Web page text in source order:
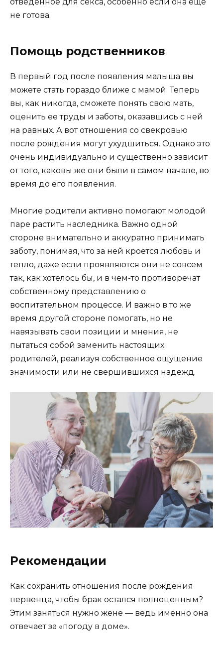
не готова.
Помощь родственников
В первый год после появления малыша вы
можете стать гораздо ближе с мамой. Теперь
вы, как никогда, сможете понять свою мать,
оценить ее труды и заботы, оказавшись с ней
на равных. А вот отношения со свекровью
после рождения могут ухудшиться. Однако это
очень индивидуально и существенно зависит
от того, каковы же они были в самом начале, во
время до его появления.
Многие родители активно помогают молодой
паре растить наследника. Важно одной
стороне внимательно и аккуратно принимать
заботу, понимая, что за ней кроется любовь и
тепло, даже если проявляются они не совсем
так, как хотелось бы, и в чем-то противоречат
собственному представлению о
воспитательном процессе. И важно в то же
время другой стороне помогать, но не
навязывать свои позиции и мнения, не
пытаться собой заменить настоящих
родителей, реализуя собственное ощущение
значимости или не свершившихся надежд.
Рекомендации
Как сохранить отношения после рождения
первенца, чтобы брак остался полноценным?
Этим заняться нужно жене — ведь именно она
отвечает за «погоду в доме».